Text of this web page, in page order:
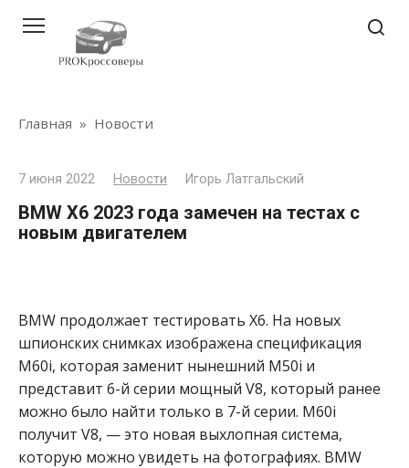
контенту
Главная » Новости
7 июня 2022 Новости Игорь Латгальский
BMW X6 2023 года замечен на тестах с
новым двигателем
BMW продолжает тестировать X6. На новых
шпионских снимках изображена спецификация
M60i, которая заменит нынешний M50i и
представит 6-й серии мощный V8, который ранее
можно было найти только в 7-й серии. M60i
получит V8, — это новая выхлопная система,
которую можно увидеть на фотографиях. BMW